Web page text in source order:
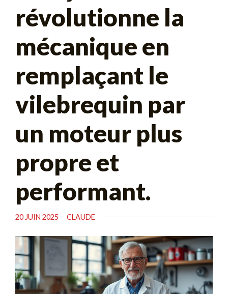
révolutionne la
mécanique en
remplaçant le
vilebrequin par
un moteur plus
propre et
performant.
20 JUIN 2025 CLAUDE